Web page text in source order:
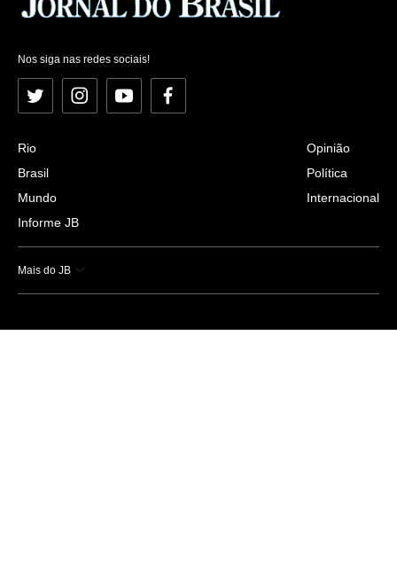
Nos siga nas redes sociais!
Twitter InstagramYouTubeFacebook
Rio
Brasil
Mundo
Informe JB
Opinião
Política
Internacional
Mais do JB
Esportes